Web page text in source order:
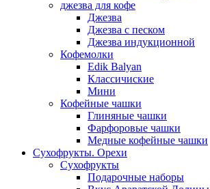
джезва для кофе
Джезва
Джезва с песком
Джезва индукционной
Кофемолки
Edik Balyan
Классичиские
Мини
Кофейные чашки
Глиняные чашки
Фарфоровые чашки
Медные кофейные чашки
Сухофрукты. Орехи
Сухофрукты
Подарочные наборы